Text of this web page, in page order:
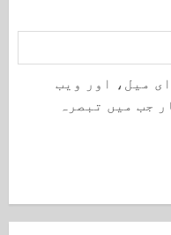
میل، اور ویب
جب میں تبصرہ